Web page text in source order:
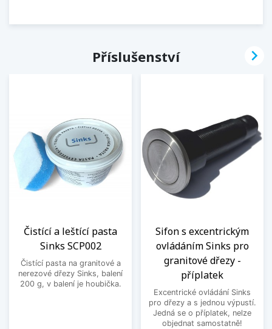
Příslušenství
Čistící a leštící pasta
Sinks SCP002
Čistící pasta na granitové a
nerezové dřezy Sinks, balení
200 g, v balení je houbička.
Sifon s excentrickým
ovládáním Sinks pro
granitové dřezy -
příplatek
Excentrické ovládání Sinks
pro dřezy a s jednou výpustí.
Jedná se o příplatek, nelze
objednat samostatně!
